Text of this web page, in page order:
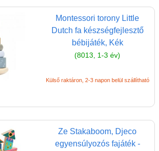
Montessori torony Little
Dutch fa készségfejlesztő
bébijáték, Kék
(8013, 1-3 év)
Külső raktáron, 2-3 napon belül szállítható
Ze Stakaboom, Djeco
egyensúlyozós fajáték -